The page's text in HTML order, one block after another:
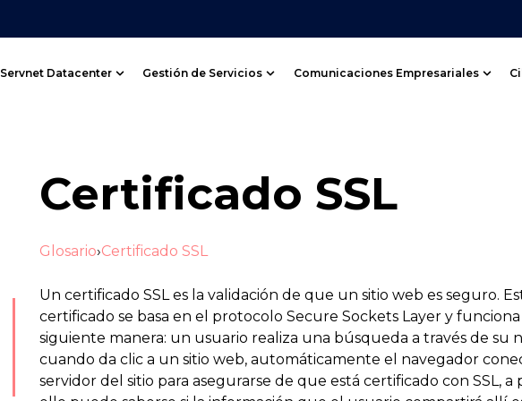
Servnet Datacenter Gestión de Servicios
Show submenu for Gestión de
Comunicaciones Empresariales
Certificado SSL
Glosario›Certificado SSL
Un certificado SSL es la validación de que un sitio web es seguro.
certificado se basa en el protocolo Secure Sockets Layer y
siguiente manera: un usuario realiza una búsqueda a través de su
cuando da clic a un sitio web, automáticamente el navegador
servidor del sitio para asegurarse de que está certificado con SSL, a